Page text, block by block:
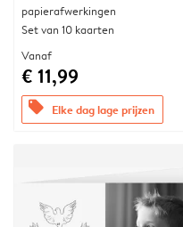
papierafwerkingen
Set van 10 kaarten
Vanaf
€ 11,99
offers Elke dag lage prijzen